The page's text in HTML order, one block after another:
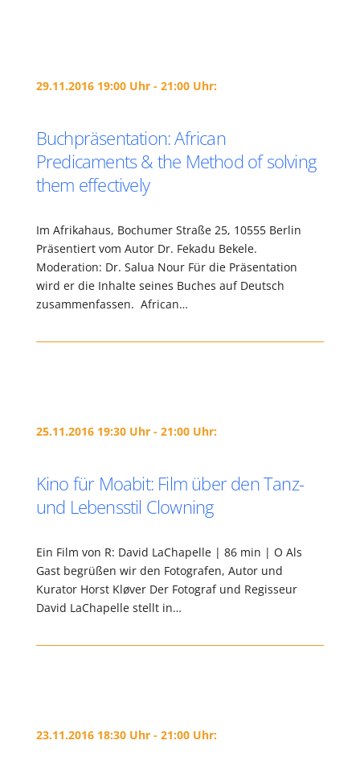
29.11.2016 19:00 Uhr - 21:00 Uhr:
Buchpräsentation: African
Predicaments & the Method of solving
them effectively
Im Afrikahaus, Bochumer Straße 25, 10555 Berlin
Präsentiert vom Autor Dr. Fekadu Bekele.
Moderation: Dr. Salua Nour Für die Präsentation
wird er die Inhalte seines Buches auf Deutsch
zusammenfassen. African…
25.11.2016 19:30 Uhr - 21:00 Uhr:
Kino für Moabit: Film über den Tanz-
und Lebensstil Clowning
Ein Film von R: David LaChapelle | 86 min | O Als
Gast begrüßen wir den Fotografen, Autor und
Kurator Horst Kløver Der Fotograf und Regisseur
David LaChapelle stellt in…
23.11.2016 18:30 Uhr - 21:00 Uhr: